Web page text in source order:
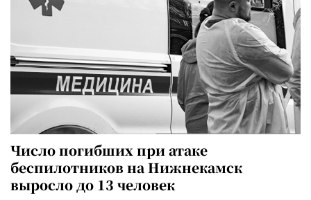
Число погибших при атаке
беспилотников на Нижнекамск
выросло до 13 человек